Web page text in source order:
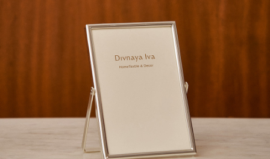
ПОСУДА И СЕРВИРОВКА
ТЕКСТИЛЬ ДЛЯ ДОМА
ДЕКОР ДЛЯ ДОМА
КОЛЛЕКЦИИ ПОСТЕЛЬНОГО БЕЛЬЯ
КОЛЛЕКЦИЯ ИЗ МАССИВА ДУБА